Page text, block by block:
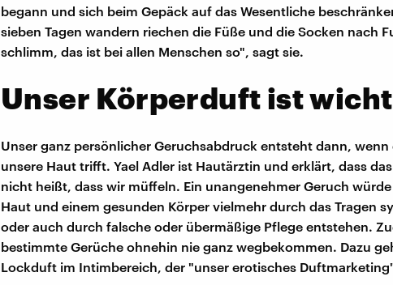
begann und sich beim Gepäck auf das Wesentliche
sieben Tagen wandern riechen die Füße und die Socken nach
schlimm, das ist bei allen Menschen so", sagt sie.
Unser Körperduft ist
Unser ganz persönlicher Geruchsabdruck entsteht dann,
unsere Haut trifft. Yael Adler ist Hautärztin und erklärt, dass
nicht heißt, dass wir müffeln. Ein unangenehmer Geruch
Haut und einem gesunden Körper vielmehr durch das Tragen
oder auch durch falsche oder übermäßige Pflege entstehen.
bestimmte Gerüche ohnehin nie ganz wegbekommen. Dazu
Lockduft im Intimbereich, der "unser erotisches